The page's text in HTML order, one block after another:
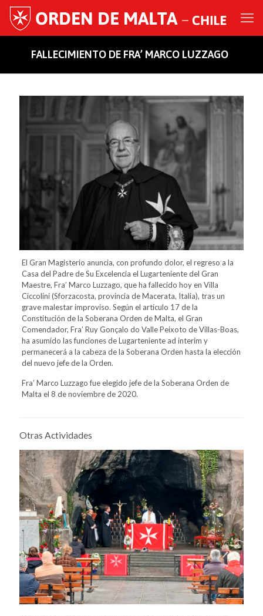
FALLECIMIENTO DE FRA’ MARCO LUZZAGO
El Gran Magisterio anuncia, con profundo dolor, el regreso a la
Casa del Padre de Su Excelencia el Lugarteniente del Gran
Maestre, Fra’ Marco Luzzago, que ha fallecido hoy en Villa
Ciccolini (Sforzacosta, provincia de Macerata, Italia), tras un
grave malestar improviso. Según el artículo 17 de la
Constitución de la Soberana Orden de Malta, el Gran
Comendador, Fra’ Ruy Gonçalo do Valle Peixoto de Villas-Boas,
ha asumido las funciones de Lugarteniente ad interim y
permanecerá a la cabeza de la Soberana Orden hasta la elección
del nuevo jefe de la Orden.
Fra’ Marco Luzzago fue elegido jefe de la Soberana Orden de
Malta el 8 de noviembre de 2020.
Otras Actividades